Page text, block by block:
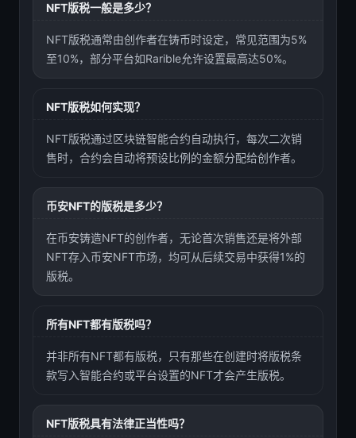
NFT版税一般是多少？
NFT版税通常由创作者在铸币时设定，常见范围为5%
至10%，部分平台如Rarible允许设置最高达50%。
NFT版税如何实现？
NFT版税通过区块链智能合约自动执行，每次二次销
售时，合约会自动将预设比例的金额分配给创作者。
币安NFT的版税是多少？
在币安铸造NFT的创作者，无论首次销售还是将外部
NFT存入币安NFT市场，均可从后续交易中获得1%的
版税。
所有NFT都有版税吗？
并非所有NFT都有版税，只有那些在创建时将版税条
款写入智能合约或平台设置的NFT才会产生版税。
NFT版税具有法律正当性吗？